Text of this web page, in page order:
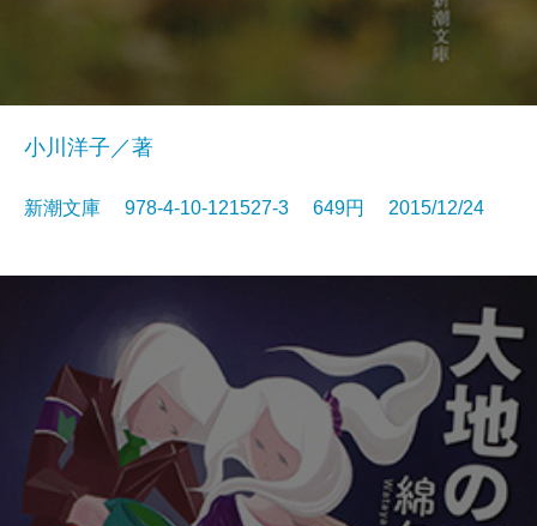
小川洋子／著
新潮文庫 978-4-10-121527-3 649円 2015/12/24